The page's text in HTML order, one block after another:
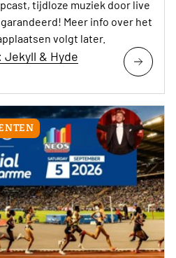
tijdloze muziek door live
Meer info over het
volgt later.
& Hyde